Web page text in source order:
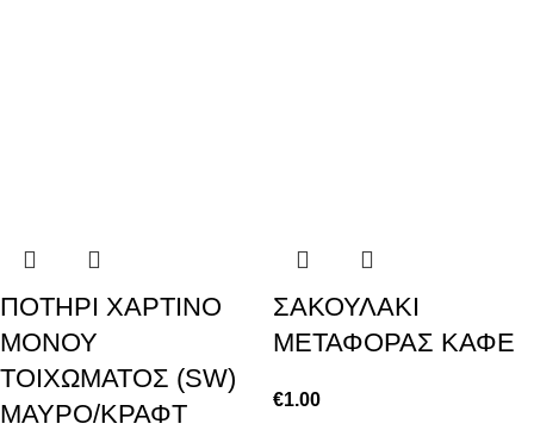
ΠΟΤΗΡΙ ΧΑΡΤΙΝΟ
ΜΟΝΟΥ
ΤΟΙΧΩΜΑΤΟΣ (SW)
ΜΑΥΡΟ/ΚΡΑΦΤ
ΣΑΚΟΥΛΑΚΙ
ΜΕΤΑΦΟΡΑΣ ΚΑΦΕ
€1.00